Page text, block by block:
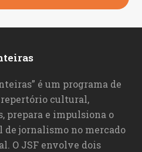
é um programa de
cultural,
prepara e impulsiona o
de jornalismo no mercado
O JSF envolve dois